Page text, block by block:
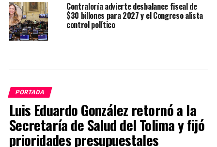
Contraloría advierte desbalance fiscal de
$30 billones para 2027 y el Congreso alista
control político
PORTADA
Luis Eduardo González retornó a la
Secretaría de Salud del Tolima y fijó
prioridades presupuestales